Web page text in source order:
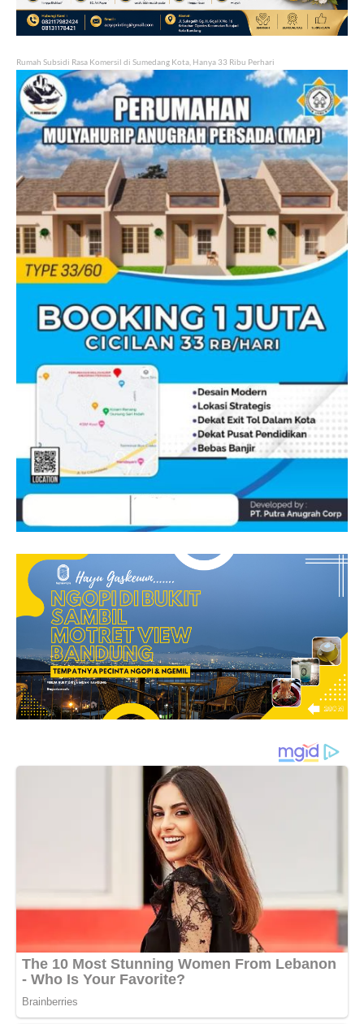
Rumah Subsidi Rasa Komersil di Sumedang Kota, Hanya 33 Ribu Perhari